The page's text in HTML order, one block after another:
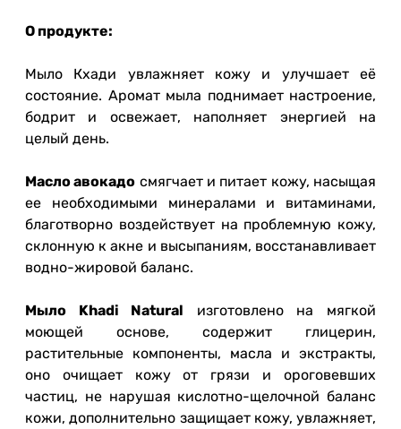
О продукте:
Мыло Кхади увлажняет кожу и улучшает её
состояние. Аромат мыла поднимает настроение,
бодрит и освежает, наполняет энергией на
целый день.
Масло авокадо смягчает и питает кожу, насыщая
ее необходимыми минералами и витаминами,
благотворно воздействует на проблемную кожу,
склонную к акне и высыпаниям, восстанавливает
водно-жировой баланс.
Мыло Khadi Natural изготовлено на мягкой
моющей основе, содержит глицерин,
растительные компоненты, масла и экстракты,
оно очищает кожу от грязи и ороговевших
частиц, не нарушая кислотно-щелочной баланс
кожи, дополнительно защищает кожу, увлажняет,